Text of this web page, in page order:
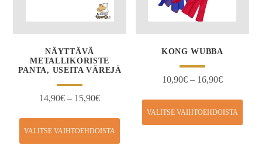
NÄYTTÄVÄ
METALLIKORISTE
PANTA, USEITA VÄREJÄ
14,90€ – 15,90€
VALITSE VAIHTOEHDOISTA
KONG WUBBA
10,90€ – 16,90€
VALITSE VAIHTOEHDOISTA